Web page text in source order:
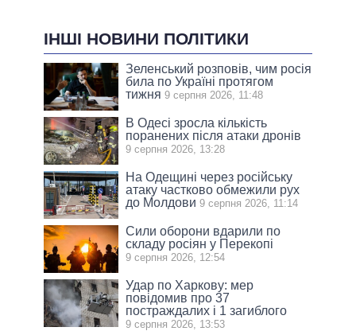
ІНШІ НОВИНИ ПОЛІТИКИ
Зеленський розповів, чим росія
била по Україні протягом
тижня 9 серпня 2026, 11:48
В Одесі зросла кількість
поранених після атаки дронів
9 серпня 2026, 13:28
На Одещині через російську
атаку частково обмежили рух
до Молдови 9 серпня 2026, 11:14
Сили оборони вдарили по
складу росіян у Перекопі
9 серпня 2026, 12:54
Удар по Харкову: мер
повідомив про 37
постраждалих і 1 загиблого
9 серпня 2026, 13:53